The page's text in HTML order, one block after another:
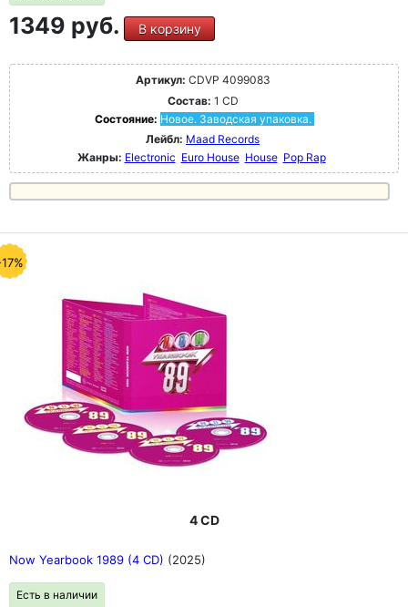
1349 руб. В корзину
Артикул: CDVP 4099083
Состав: 1 CD
Состояние: Новое. Заводская упаковка.
Лейбл: Maad Records
Жанры: Electronic Euro House House Pop Rap
4 CD
Now Yearbook 1989 (4 CD) (2025)
Есть в наличии